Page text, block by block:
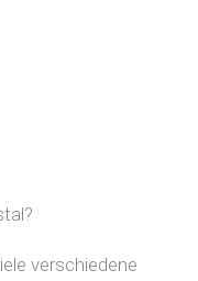
verschiedene